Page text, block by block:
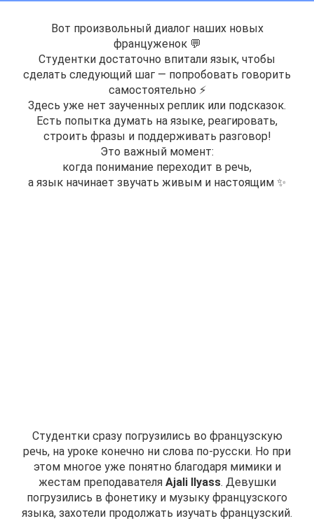
Вот произвольный диалог наших новых
француженок 💬
Студентки достаточно впитали язык, чтобы
сделать следующий шаг — попробовать говорить
самостоятельно ⚡️
Здесь уже нет заученных реплик или подсказок.
Есть попытка думать на языке, реагировать,
строить фразы и поддерживать разговор!
Это важный момент:
когда понимание переходит в речь,
а язык начинает звучать живым и настоящим ✨
Студентки сразу погрузились во французскую
речь, на уроке конечно ни слова по-русски. Но при
этом многое уже понятно благодаря мимики и
жестам преподавателя Ajali Ilyass. Девушки
погрузились в фонетику и музыку французского
языка, захотели продолжать изучать французский.